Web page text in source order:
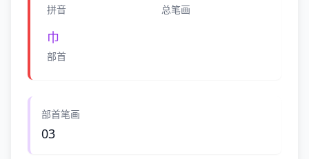
拼音 总笔画
巾
部首
部首笔画
03